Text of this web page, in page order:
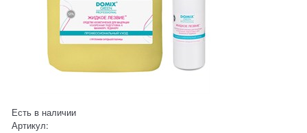
Есть в наличии
Артикул: